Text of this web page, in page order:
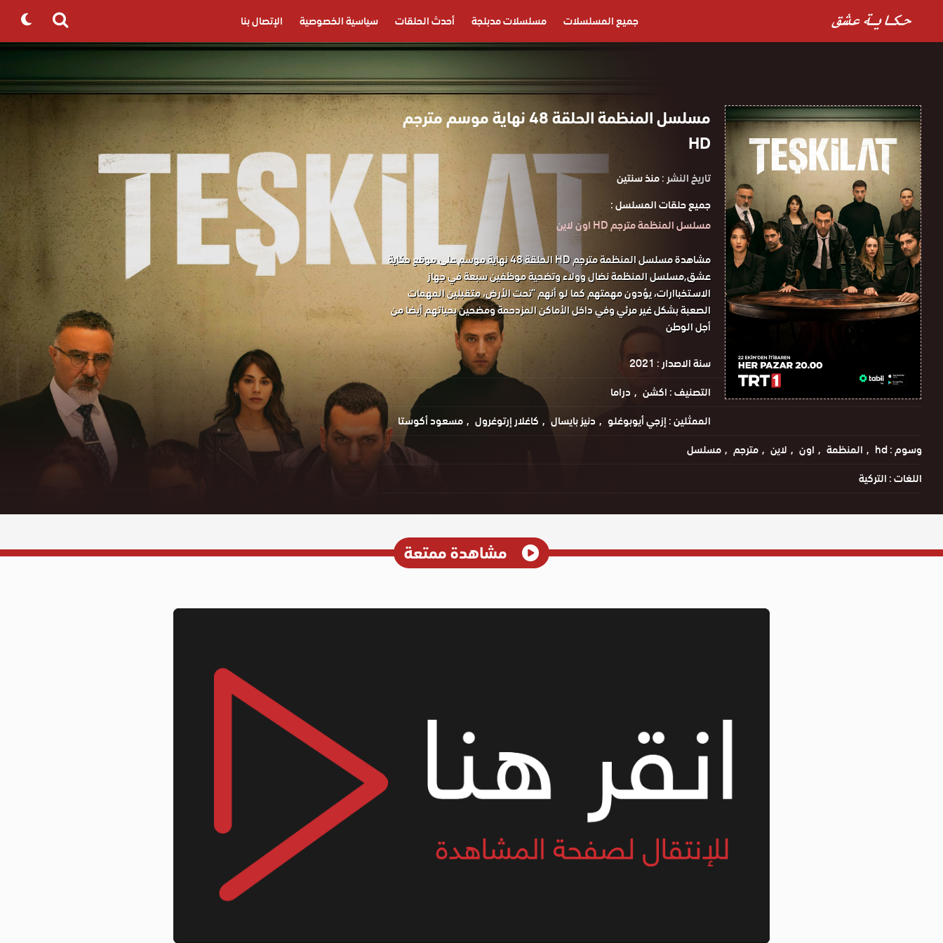
جميع المسلسلات مسلسلات مدبلجة أحدث الحلقات سياسية الخصوصية الإتصال بنا
Search
for
مسلسل المنظمة الحلقة 48 نهاية موسم مترجم
HD
تاريخ النشر :منذ سنتين
جميع حلقات المسلسل :
مسلسل المنظمة مترجم HD اون لاين
مشاهدة مسلسل المنظمة مترجم HD الحلقة 48 نهاية موسم على موقع حكاية
عشق,مسلسل المنظمة نضال وولاء وتضحية موظفين سبعة في جهاز
الاسـتخباارات، يؤدون مهمتهم كما لو أنهم "تحت الأرض، متقبلين المهمات
الصعبة بشكل غير مرئي وفي داخل الأماكن المزدحمة ومضحين بحياتهم أيضا من
أجل الوطن
سنة الاصدار : 2021
التصنيف :اكشن
دراما
الممثلين :إزجي أيوبوغلو دنيز بايسال كاغلار إرتوغرول
مسعود أكوستا
وسوم :hd المنظمة اون لاين مترجم
مسلسل
اللغات :التركية
مشاهدة ممتعة